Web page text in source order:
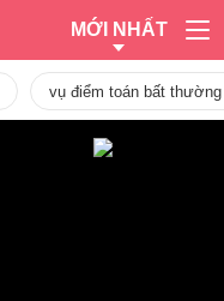
MỚI NHẤT
vụ điểm toán bất